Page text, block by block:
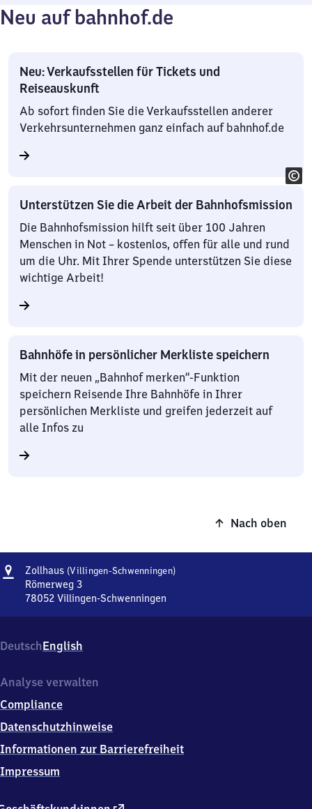
Neu auf bahnhof.de
Neu: Verkaufsstellen für Tickets und
Reiseauskunft
Ab sofort finden Sie die Verkaufsstellen anderer
Verkehrsunternehmen ganz einfach auf bahnhof.de
Unterstützen Sie die Arbeit der Bahnhofsmission
Die Bahnhofsmission hilft seit über 100 Jahren
Menschen in Not – kostenlos, offen für alle und rund
um die Uhr. Mit Ihrer Spende unterstützen Sie diese
wichtige Arbeit!
Bahnhöfe in persönlicher Merkliste speichern
Mit der neuen „Bahnhof merken“-Funktion
speichern Reisende Ihre Bahnhöfe in Ihrer
persönlichen Merkliste und greifen jederzeit auf
alle Infos zu
Nach oben
Adresse
Zollhaus (Villingen-Schwenningen)Zollhaus
Römerweg 3
78052 Villingen-Schwenningen
Schwenningen),
Römerweg
7
0
5
Villingen-
Schwenningen
DeutschEnglish
Analyse verwalten
Compliance
Datenschutzhinweise
Informationen zur Barrierefreiheit
Impressum